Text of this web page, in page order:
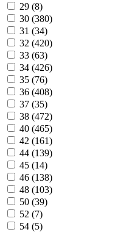
29 (8)
30 (380)
31 (34)
32 (420)
33 (63)
34 (426)
35 (76)
36 (408)
37 (35)
38 (472)
40 (465)
42 (161)
44 (139)
45 (14)
46 (138)
48 (103)
50 (39)
52 (7)
54 (5)